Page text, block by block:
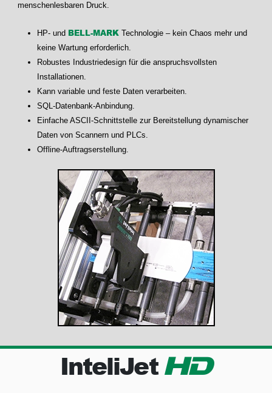
menschenlesbaren Druck.
HP- und BELL-MARK Technologie – kein Chaos mehr und
keine Wartung erforderlich.
Robustes Industriedesign für die anspruchsvollsten
Installationen.
Kann variable und feste Daten verarbeiten.
SQL-Datenbank-Anbindung.
Einfache ASCII-Schnittstelle zur Bereitstellung dynamischer
Daten von Scannern und PLCs.
Offline-Auftragserstellung.
InteliJet HD